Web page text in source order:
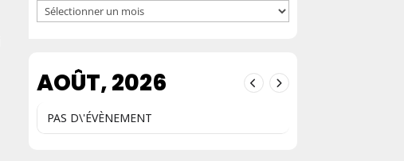
Archives
AOÛT, 2026
PAS D\'ÉVÈNEMENT